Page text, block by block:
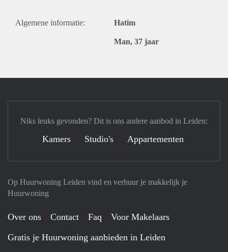
Algemene informatie: Hatim
Man, 37 jaar
Op Huurwoning Leiden vind en verhuur je makkelijk je
Huurwoning
Over ons Contact Faq
Voor Makelaars
Gratis je Huurwoning aanbieden in Leiden
Niks leuks gevonden? Dit is ons andere aanbod in Leiden:
Kamers Studio's Appartementen